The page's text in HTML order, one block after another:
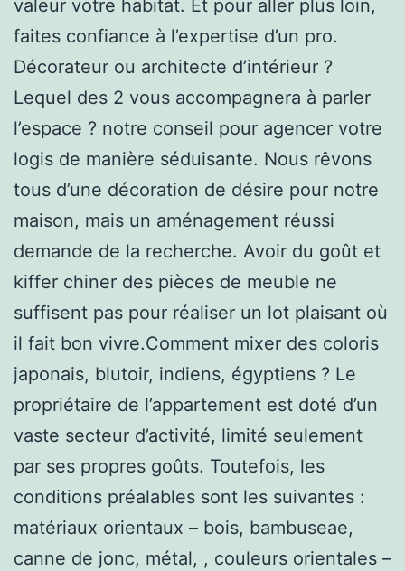
valeur votre habitat. Et pour aller plus loin,
faites confiance à l’expertise d’un pro.
Décorateur ou architecte d’intérieur ?
Lequel des 2 vous accompagnera à parler
l’espace ? notre conseil pour agencer votre
logis de manière séduisante. Nous rêvons
tous d’une décoration de désire pour notre
maison, mais un aménagement réussi
demande de la recherche. Avoir du goût et
kiffer chiner des pièces de meuble ne
suffisent pas pour réaliser un lot plaisant où
il fait bon vivre.Comment mixer des coloris
japonais, blutoir, indiens, égyptiens ? Le
propriétaire de l’appartement est doté d’un
vaste secteur d’activité, limité seulement
par ses propres goûts. Toutefois, les
conditions préalables sont les suivantes :
matériaux orientaux – bois, bambuseae,
canne de jonc, métal, , couleurs orientales –